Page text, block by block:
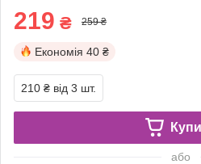
219 ₴ 259 ₴
Економія 40 ₴
210 ₴ від 3 шт.
або